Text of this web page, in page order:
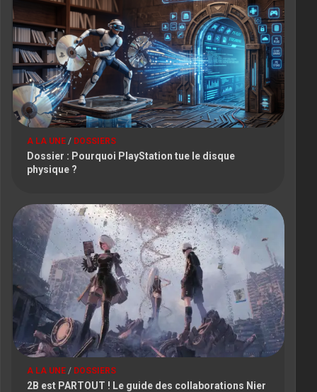
A LA UNE / DOSSIERS
Dossier : Pourquoi PlayStation tue le disque
physique ?
A LA UNE / DOSSIERS
2B est PARTOUT ! Le guide des collaborations Nier